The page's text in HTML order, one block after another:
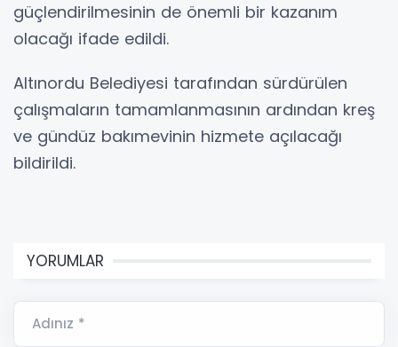
güçlendirilmesinin de önemli bir kazanım
olacağı ifade edildi.
Altınordu Belediyesi tarafından sürdürülen
çalışmaların tamamlanmasının ardından kreş
ve gündüz bakımevinin hizmete açılacağı
bildirildi.
YORUMLAR
Adınız *